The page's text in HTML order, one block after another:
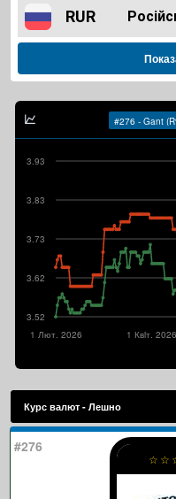
RUR
3.52
3.62
3.73
3.83
3.93
1 Квiт. 2026
1 Лют. 2026
Курс валют - Лешно
#276
☆
☆